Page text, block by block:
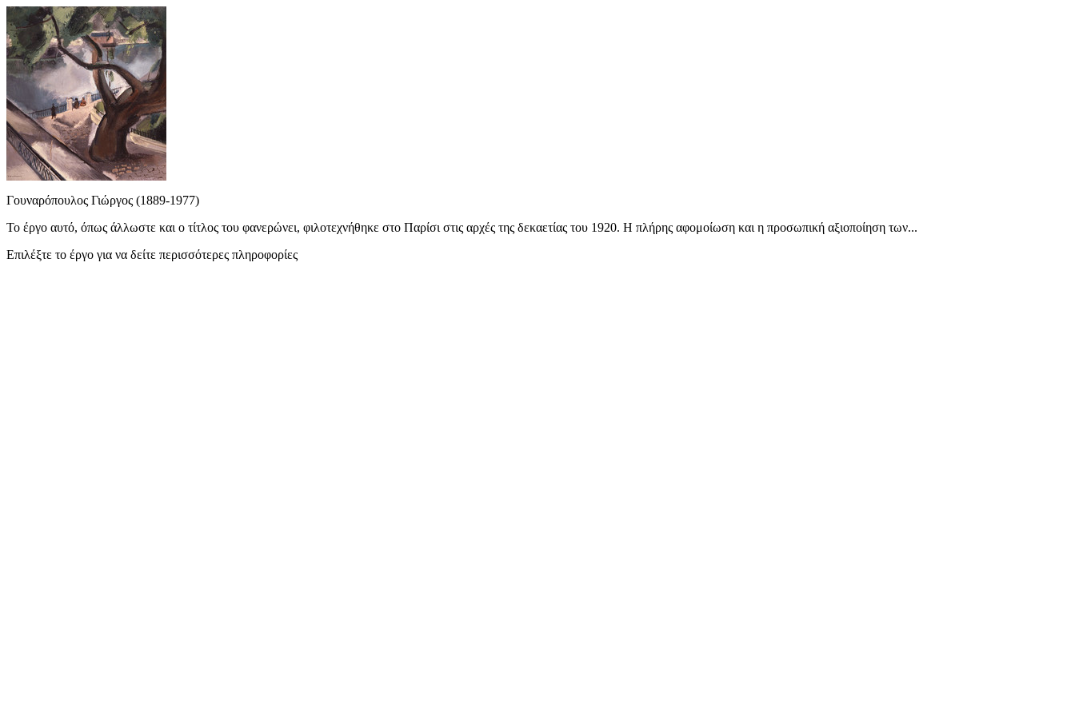
Γουναρόπουλος Γιώργος (1889-1977)
Το έργο αυτό, όπως άλλωστε και ο τίτλος του φανερώνει, φιλοτεχνήθηκε στο Παρίσι στις αρχές της δεκαετίας του 1920. Η πλήρης αφομοίωση και η προσωπική αξιοποίηση των...
Επιλέξτε το έργο για να δείτε περισσότερες πληροφορίες